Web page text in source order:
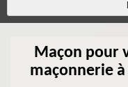
Maçon pour
maçonnerie à